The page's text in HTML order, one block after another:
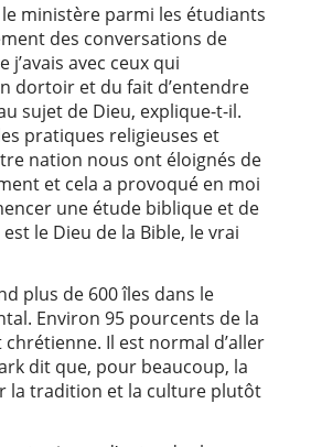
ministère parmi les étudiants
des conversations de
avec ceux qui
dortoir et du fait d’entendre
sujet de Dieu, explique-t-il.
pratiques religieuses et
nation nous ont éloignés de
et cela a provoqué en moi
une étude biblique et de
le Dieu de la Bible, le vrai
plus de 600 îles dans le
Environ 95 pourcents de la
Il est normal d’aller
dit que, pour beaucoup, la
la tradition et la culture plutôt